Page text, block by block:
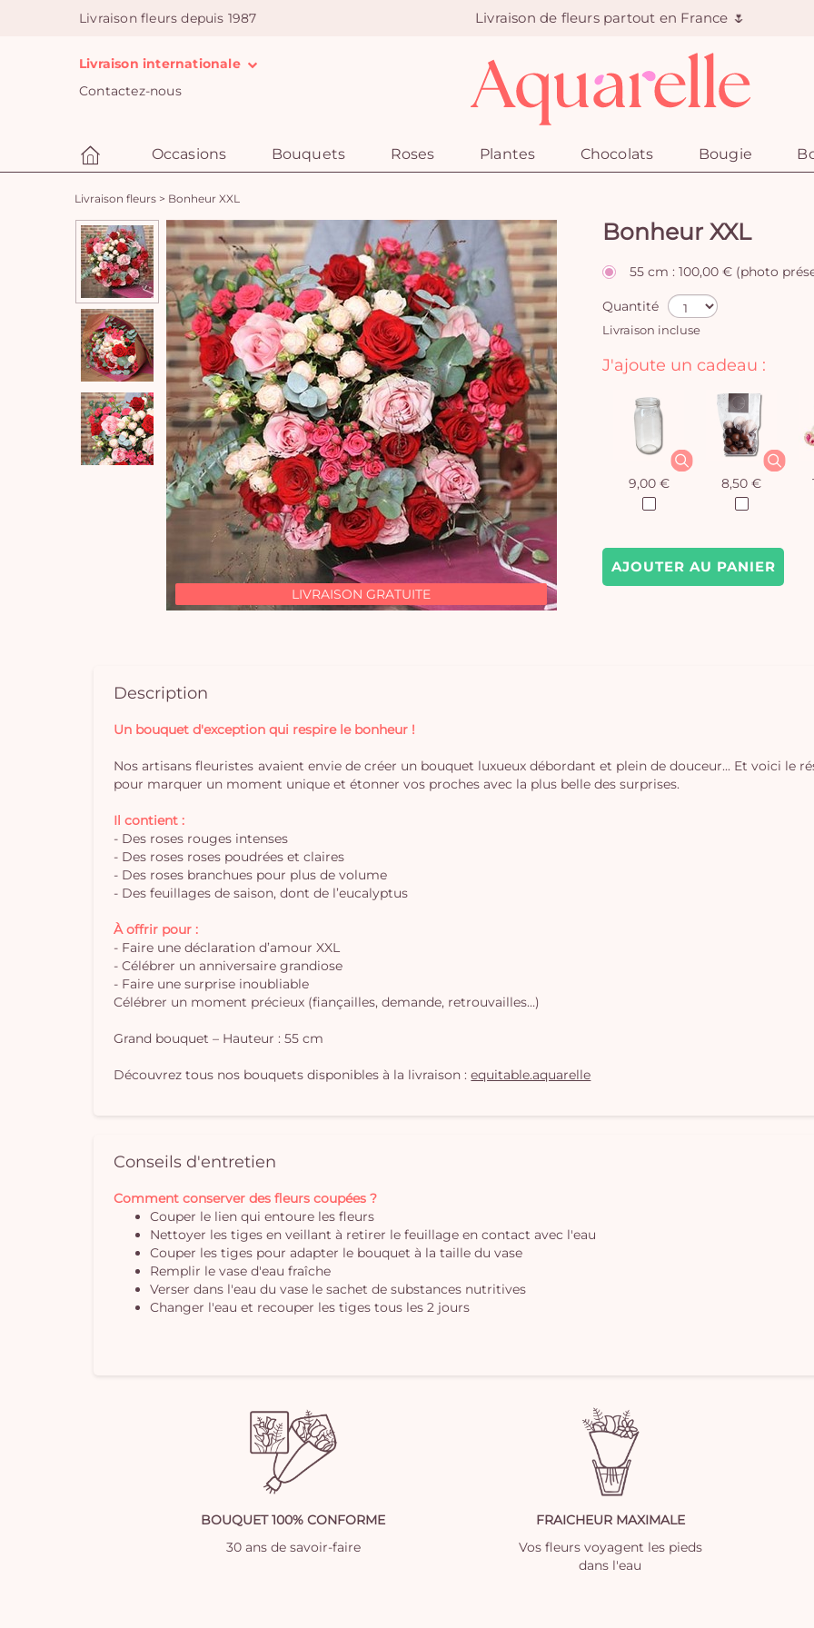
Livraison fleurs depuis 1987 Livraison de fleurs partout en France 🌷
Livraison internationale
Contactez-nous
Occasions Bouquets Roses Plantes Chocolats Bougie
Livraison fleurs > Bonheur XXL
LIVRAISON GRATUITE
Bonheur XXL
55 cm : 100,00 € (photo
Quantité
Livraison incluse
AJOUTER AU PANIER
J'ajoute un cadeau :
9,00 € 8,50 €
Description
Un bouquet d'exception qui respire le bonheur !
Nos artisans fleuristes avaient envie de créer un bouquet luxueux débordant et plein de douceur... Et voici le
pour marquer un moment unique et étonner vos proches avec la plus belle des surprises.
Il contient :
- Des roses rouges intenses
- Des roses roses poudrées et claires
- Des roses branchues pour plus de volume
- Des feuillages de saison, dont de l’eucalyptus
À offrir pour :
- Faire une déclaration d’amour XXL
- Célébrer un anniversaire grandiose
- Faire une surprise inoubliable
Célébrer un moment précieux (fiançailles, demande, retrouvailles…)
Grand bouquet – Hauteur : 55 cm
Découvrez tous nos bouquets disponibles à la livraison :equitable.aquarelle
Conseils d'entretien
Comment conserver des fleurs coupées ?
Couper le lien qui entoure les fleurs
Nettoyer les tiges en veillant à retirer le feuillage en contact avec l'eau
Couper les tiges pour adapter le bouquet à la taille du vase
Remplir le vase d'eau fraîche
Verser dans l'eau du vase le sachet de substances nutritives
Changer l'eau et recouper les tiges tous les 2 jours
BOUQUET 100% CONFORME
30 ans de savoir-faire
FRAICHEUR MAXIMALE
Vos fleurs voyagent les pieds
dans l'eau